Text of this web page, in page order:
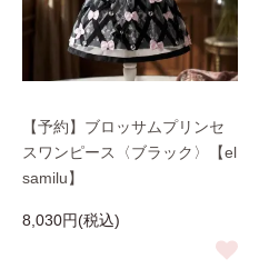
【予約】ブロッサムプリンセ
スワンピース〈ブラック〉【el
samilu】
8,030円(税込)